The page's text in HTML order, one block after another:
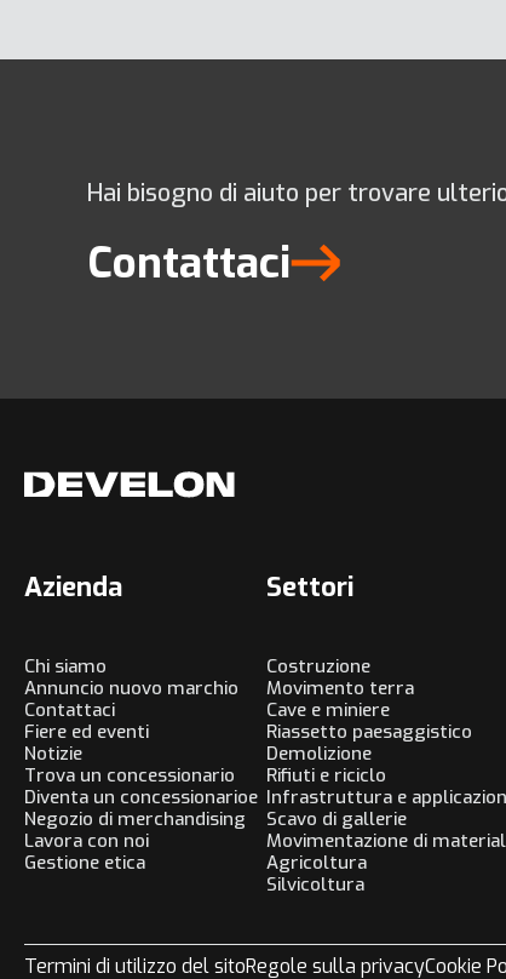
Hai bisogno di aiuto per trovare
Contattaci
Azienda
Chi siamo
Annuncio nuovo marchio
Contattaci
Fiere ed eventi
Notizie
Trova un concessionario
Diventa un concessionarioe
Negozio di merchandising
Lavora con noi
Gestione etica
Settori
Costruzione
Movimento terra
Cave e miniere
Riassetto paesaggistico
Demolizione
Rifiuti e riciclo
Infrastruttura e
Scavo di gallerie
Movimentazione di
Agricoltura
Silvicoltura
Termini di utilizzo del sitoRegole sulla privacyCookie